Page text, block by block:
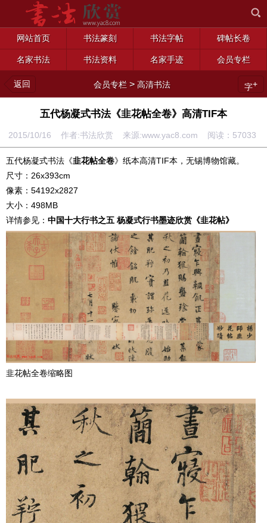
网站首页 书法篆刻 书法字帖 碑帖长卷
名家书法 书法资料 名家手迹 会员专栏
返回 会员专栏 >高清书法 字+
五代杨凝式书法《韭花帖全卷》高清TIF本
2015/10/16 作者:书法欣赏 来源:www.yac8.com 阅读： 57033
五代杨凝式书法《韭花帖全卷》纸本高清TIF本，无锡博物馆藏。
尺寸：26x393cm
像素：54192x2827
大小：498MB
详情参见： 中国十大行书之五 杨凝式行书墨迹欣赏《韭花帖》
韭花帖全卷缩略图